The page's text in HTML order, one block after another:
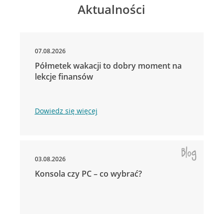
Aktualności
07.08.2026
Półmetek wakacji to dobry moment na
lekcje finansów
Dowiedz się więcej
03.08.2026
Konsola czy PC – co wybrać?